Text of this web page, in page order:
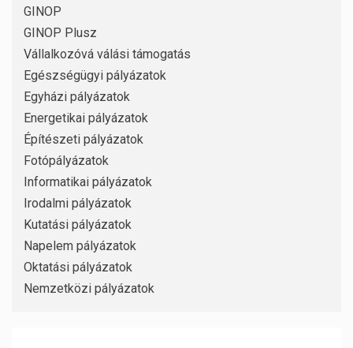
GINOP
GINOP Plusz
Vállalkozóvá válási támogatás
Egészségügyi pályázatok
Egyházi pályázatok
Energetikai pályázatok
Építészeti pályázatok
Fotópályázatok
Informatikai pályázatok
Irodalmi pályázatok
Kutatási pályázatok
Napelem pályázatok
Oktatási pályázatok
Nemzetközi pályázatok